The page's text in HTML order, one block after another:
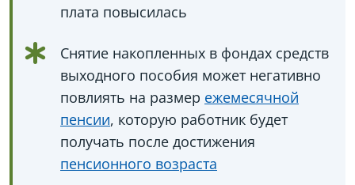
плата повысилась
Снятие накопленных в фондах средств
выходного пособия может негативно
повлиять на размер ежемесячной
пенсии, которую работник будет
получать после достижения
пенсионного возраста